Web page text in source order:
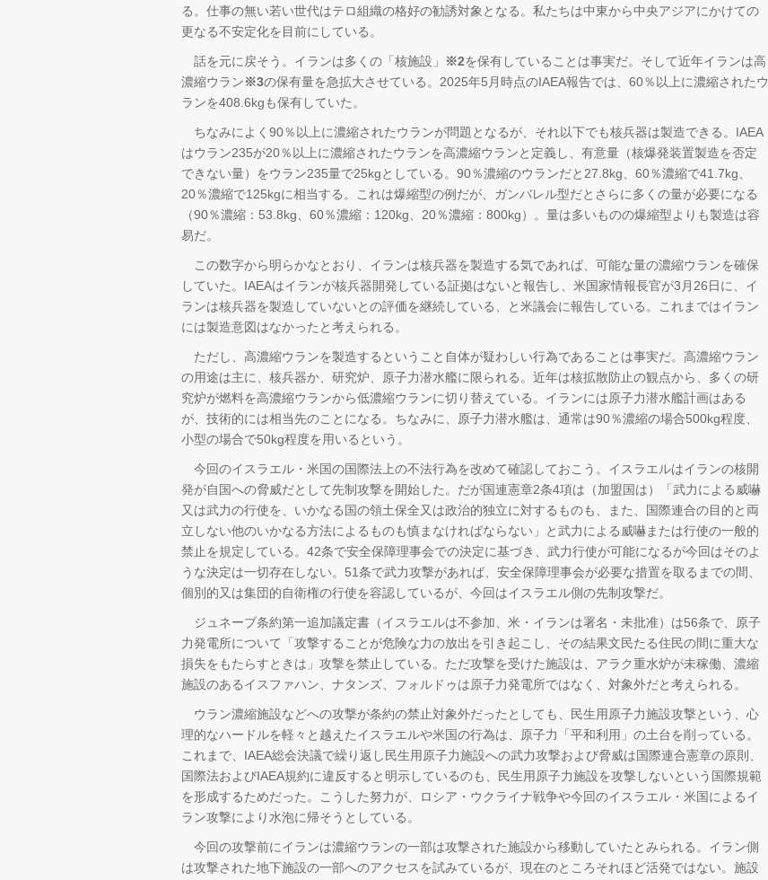
る。仕事の無い若い世代はテロ組織の格好の勧誘対象となる。私たちは中東から中央アジアにかけての
更なる不安定化を目前にしている。
話を元に戻そう。イランは多くの「核施設」 ※2を保有していることは事実だ。そして近年イランは高
濃縮ウラン※3の保有量を急拡大させている。2025年5月時点のIAEA報告では、60％以上に濃縮されたウ
ランを408.6kgも保有していた。
ちなみによく90％以上に濃縮されたウランが問題となるが、それ以下でも核兵器は製造できる。IAEA
はウラン235が20％以上に濃縮されたウランを高濃縮ウランと定義し、有意量（核爆発装置製造を否定
できない量）をウラン235量で25kgとしている。90％濃縮のウランだと27.8kg、60％濃縮で41.7kg、
20％濃縮で125kgに相当する。これは爆縮型の例だが、ガンバレル型だとさらに多くの量が必要になる
（90％濃縮：53.8kg、60％濃縮：120kg、20％濃縮：800kg）。量は多いものの爆縮型よりも製造は容
易だ。
この数字から明らかなとおり、イランは核兵器を製造する気であれば、可能な量の濃縮ウランを確保
していた。IAEAはイランが核兵器開発している証拠はないと報告し、米国家情報長官が3月26日に、イ
ランは核兵器を製造していないとの評価を継続している、と米議会に報告している。これまではイラン
には製造意図はなかったと考えられる。
ただし、高濃縮ウランを製造するということ自体が疑わしい行為であることは事実だ。高濃縮ウラン
の用途は主に、核兵器か、研究炉、原子力潜水艦に限られる。近年は核拡散防止の観点から、多くの研
究炉が燃料を高濃縮ウランから低濃縮ウランに切り替えている。イランには原子力潜水艦計画はある
が、技術的には相当先のことになる。ちなみに、原子力潜水艦は、通常は90％濃縮の場合500kg程度、
小型の場合で50kg程度を用いるという。
今回のイスラエル・米国の国際法上の不法行為を改めて確認しておこう。イスラエルはイランの核開
発が自国への脅威だとして先制攻撃を開始した。だが国連憲章2条4項は（加盟国は）「武力による威嚇
又は武力の行使を、いかなる国の領土保全又は政治的独立に対するものも、また、国際連合の目的と両
立しない他のいかなる方法によるものも慎まなければならない」と武力による威嚇または行使の一般的
禁止を規定している。42条で安全保障理事会での決定に基づき、武力行使が可能になるが今回はそのよ
うな決定は一切存在しない。51条で武力攻撃があれば、安全保障理事会が必要な措置を取るまでの間、
個別的又は集団的自衛権の行使を容認しているが、今回はイスラエル側の先制攻撃だ。
ジュネーブ条約第一追加議定書（イスラエルは不参加、米・イランは署名・未批准）は56条で、原子
力発電所について「攻撃することが危険な力の放出を引き起こし、その結果文民たる住民の間に重大な
損失をもたらすときは」攻撃を禁止している。ただ攻撃を受けた施設は、アラク重水炉が未稼働、濃縮
施設のあるイスファハン、ナタンズ、フォルドゥは原子力発電所ではなく、対象外だと考えられる。
ウラン濃縮施設などへの攻撃が条約の禁止対象外だったとしても、民生用原子力施設攻撃という、心
理的なハードルを軽々と越えたイスラエルや米国の行為は、原子力「平和利用」の土台を削っている。
これまで、IAEA総会決議で繰り返し民生用原子力施設への武力攻撃および脅威は国際連合憲章の原則、
国際法およびIAEA規約に違反すると明示しているのも、民生用原子力施設を攻撃しないという国際規範
を形成するためだった。こうした努力が、ロシア・ウクライナ戦争や今回のイスラエル・米国によるイ
ラン攻撃により水泡に帰そうとしている。
今回の攻撃前にイランは濃縮ウランの一部は攻撃された施設から移動していたとみられる。イラン側
は攻撃された地下施設の一部へのアクセスを試みているが、現在のところそれほど活発ではない。施設